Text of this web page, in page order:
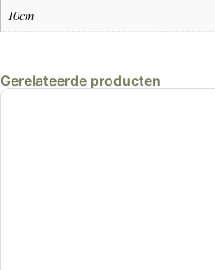
10cm
Gerelateerde producten